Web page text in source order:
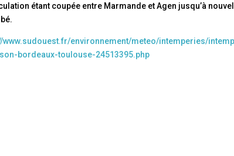
étant coupée entre Marmande et Agen jusqu’à
www.sudouest.fr/environnement/meteo/intemperies/
bordeaux-toulouse-24513395.php